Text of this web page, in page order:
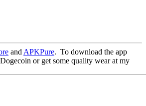
and APKPure. To download the app
or get some quality wear at my